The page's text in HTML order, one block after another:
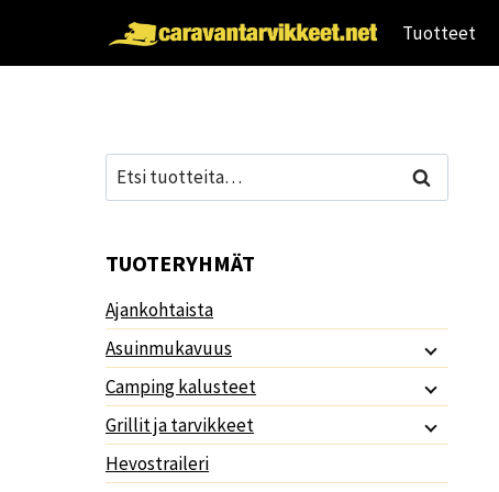
Tuotteet
Etsi: Haku
TUOTERYHMÄT
Ajankohtaista
Asuinmukavuus
Camping kalusteet
Grillit ja tarvikkeet
Hevostraileri